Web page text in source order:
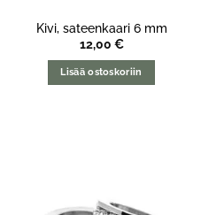
Kivi, sateenkaari 6 mm
12,00 €
Lisää ostoskoriin